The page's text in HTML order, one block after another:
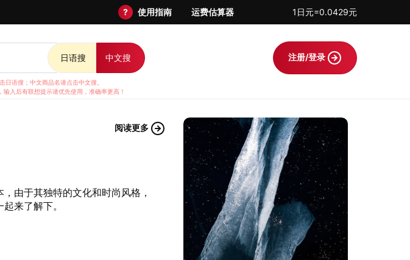
? 使用指南 运费估算器 1日元=0.0429元
日语搜 中文搜
语搜；中文商品名请点击中文搜。
入后有联想提示请优先使用，准确率更高！
注册/登录
阅读更多
由于其独特的文化和时尚风格，
来了解下。